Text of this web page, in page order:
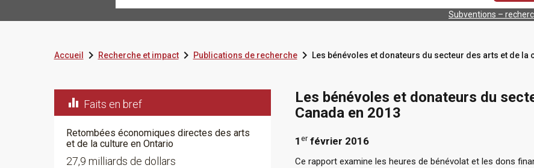
Subventions –
Accueil Recherche et impactPublications de recherche Les bénévoles et donateurs du secteur des arts et de la
 Faits en bref
Retombées économiques directes des arts
et de la culture en Ontario
27,9 milliards de dollars
Les bénévoles et donateurs du
Canada en 2013
1 erfévrier 2016
Ce rapport examine les heures de bénévolat et les dons